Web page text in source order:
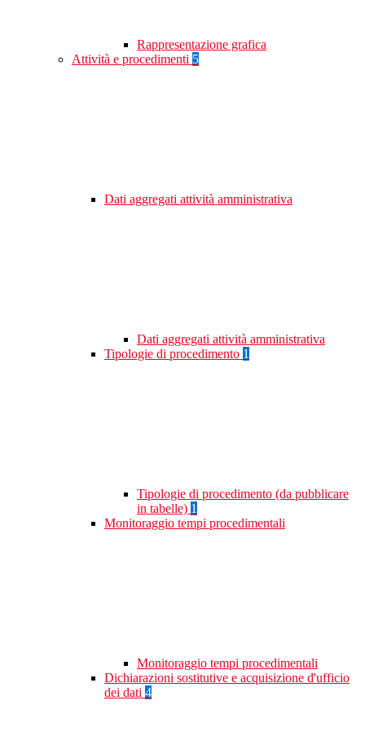
Rappresentazione grafica
Attività e procedimenti 5
Dati aggregati attività amministrativa
Dati aggregati attività amministrativa
Tipologie di procedimento 1
Tipologie di procedimento (da pubblicare
in tabelle) 1
Monitoraggio tempi procedimentali
Monitoraggio tempi procedimentali
Dichiarazioni sostitutive e acquisizione d'ufficio
dei dati 4